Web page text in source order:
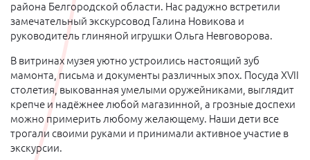
района Белгородской области. Нас радужно встретили
замечательный экскурсовод Галина Новикова и
руководитель глиняной игрушки Ольга Невговорова.
В витринах музея уютно устроились настоящий зуб
мамонта, письма и документы различных эпох. Посуда XVII
столетия, выкованная умелыми оружейниками, выглядит
крепче и надёжнее любой магазинной, а грозные доспехи
можно примерить любому желающему. Наши дети все
трогали своими руками и принимали активное участие в
экскурсии.